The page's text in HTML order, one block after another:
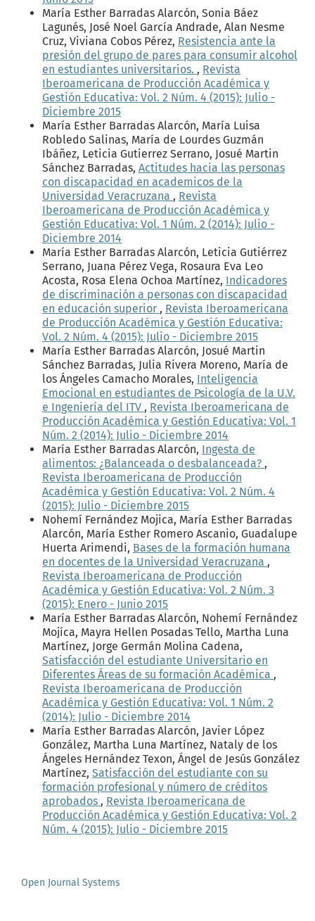
María Esther Barradas Alarcón, Sonia Báez
Lagunés, José Noel García Andrade, Alan Nesme
Cruz, Viviana Cobos Pérez, Resistencia ante la
presión del grupo de pares para consumir alcohol
en estudiantes universitarios. , Revista
Iberoamericana de Producción Académica y
Gestión Educativa: Vol. 2 Núm. 4 (2015): Julio -
Diciembre 2015
María Esther Barradas Alarcón, María Luisa
Robledo Salinas, María de Lourdes Guzmán
Ibáñez, Leticia Gutierrez Serrano, Josué Martin
Sánchez Barradas, Actitudes hacia las personas
con discapacidad en academicos de la
Universidad Veracruzana , Revista
Iberoamericana de Producción Académica y
Gestión Educativa: Vol. 1 Núm. 2 (2014): Julio -
Diciembre 2014
María Esther Barradas Alarcón, Leticia Gutiérrez
Serrano, Juana Pérez Vega, Rosaura Eva Leo
Acosta, Rosa Elena Ochoa Martínez, Indicadores
de discriminación a personas con discapacidad
en educación superior , Revista Iberoamericana
de Producción Académica y Gestión Educativa:
Vol. 2 Núm. 4 (2015): Julio - Diciembre 2015
María Esther Barradas Alarcón, Josué Martin
Sánchez Barradas, Julia Rivera Moreno, María de
los Ángeles Camacho Morales, Inteligencia
Emocional en estudiantes de Psicología de la U.V.
e Ingeniería del ITV , Revista Iberoamericana de
Producción Académica y Gestión Educativa: Vol. 1
Núm. 2 (2014): Julio - Diciembre 2014
María Esther Barradas Alarcón, Ingesta de
alimentos: ¿Balanceada o desbalanceada? ,
Revista Iberoamericana de Producción
Académica y Gestión Educativa: Vol. 2 Núm. 4
(2015): Julio - Diciembre 2015
Nohemí Fernández Mojica, María Esther Barradas
Alarcón, María Esther Romero Ascanio, Guadalupe
Huerta Arimendi, Bases de la formación humana
en docentes de la Universidad Veracruzana ,
Revista Iberoamericana de Producción
Académica y Gestión Educativa: Vol. 2 Núm. 3
(2015): Enero - Junio 2015
María Esther Barradas Alarcón, Nohemí Fernández
Mojíca, Mayra Hellen Posadas Tello, Martha Luna
Martínez, Jorge Germán Molina Cadena,
Satisfacción del estudiante Universitario en
Diferentes Áreas de su formación Académica ,
Revista Iberoamericana de Producción
Académica y Gestión Educativa: Vol. 1 Núm. 2
(2014): Julio - Diciembre 2014
María Esther Barradas Alarcón, Javier López
González, Martha Luna Martínez, Nataly de los
Ángeles Hernández Texon, Ángel de Jesús González
Martínez, Satisfacción del estudiante con su
formación profesional y número de créditos
aprobados , Revista Iberoamericana de
Producción Académica y Gestión Educativa: Vol. 2
Núm. 4 (2015): Julio - Diciembre 2015
Open Journal Systems